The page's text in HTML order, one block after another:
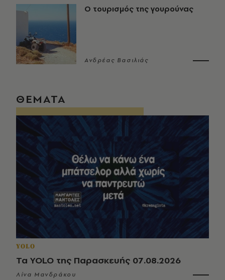
Ο τουρισμός της γουρούνας
Ανδρέας Βασιλιάς
ΘΕΜΑΤΑ
YOLO
Τα YOLO της Παρασκευής 07.08.2026
Λίνα Μανδράκου